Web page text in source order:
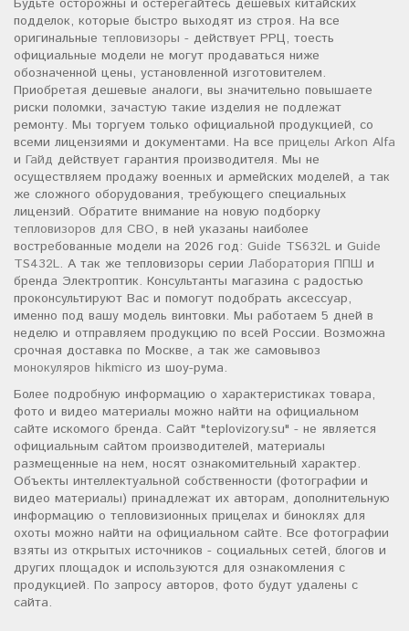
Будьте осторожны и остерегайтесь дешёвых китайских
подделок, которые быстро выходят из строя. На все
оригинальные тепловизоры - действует РРЦ, тоесть
официальные модели не могут продаваться ниже
обозначенной цены, установленной изготовителем.
Приобретая дешевые аналоги, вы значительно повышаете
риски поломки, зачастую такие изделия не подлежат
ремонту. Мы торгуем только официальной продукцией, со
всеми лицензиями и документами. На все прицелы Arkon Alfa
и Гайд действует гарантия производителя. Мы не
осуществляем продажу военных и армейских моделей, а так
же сложного оборудования, требующего специальных
лицензий. Обратите внимание на новую подборку
тепловизоров для СВО, в ней указаны наиболее
востребованные модели на 2026 год: Guide TS632L и Guide
TS432L. А так же тепловизоры серии Лаборатория ППШ и
бренда Электроптик. Консультанты магазина с радостью
проконсультируют Вас и помогут подобрать аксессуар,
именно под вашу модель винтовки. Мы работаем 5 дней в
неделю и отправляем продукцию по всей России. Возможна
срочная доставка по Москве, а так же самовывоз
монокуляров hikmicro из шоу-рума.
Более подробную информацию о характеристиках товара,
фото и видео материалы можно найти на официальном
сайте искомого бренда. Сайт "teplovizory.su" - не является
официальным сайтом производителей, материалы
размещенные на нем, носят ознакомительный характер.
Объекты интеллектуальной собственности (фотографии и
видео материалы) принадлежат их авторам, дополнительную
информацию о тепловизионных прицелах и биноклях для
охоты можно найти на официальном сайте. Все фотографии
взяты из открытых источников - социальных сетей, блогов и
других площадок и используются для ознакомления с
продукцией. По запросу авторов, фото будут удалены с
сайта.